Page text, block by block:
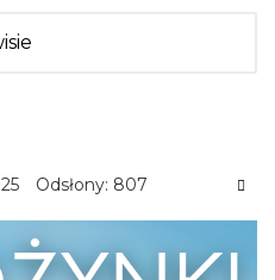
Odsłony: 807